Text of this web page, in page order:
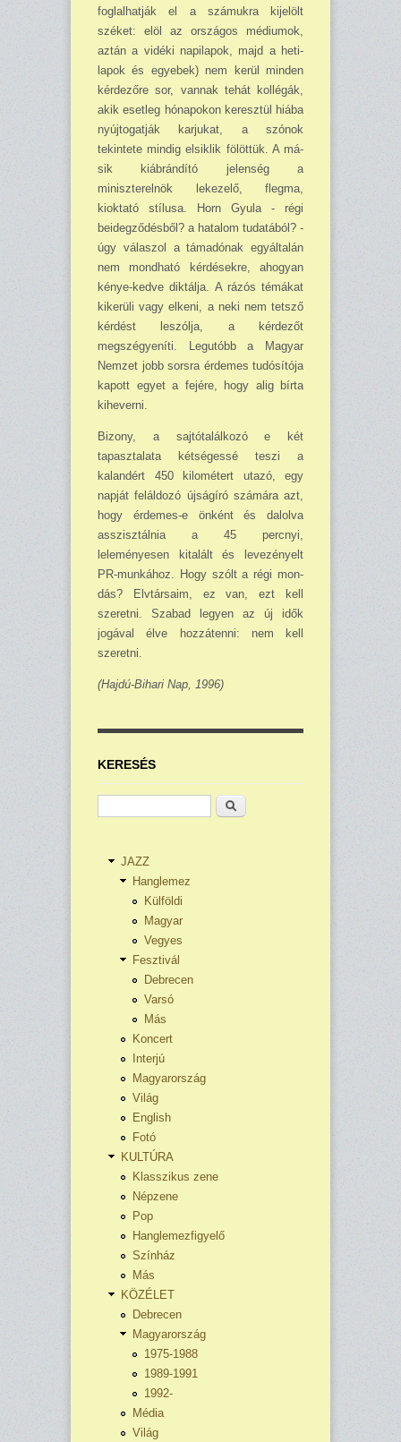
foglalhatják el a számukra kijelölt
széket: elöl az orszá­gos médiumok,
aztán a vi­déki napilapok, majd a heti­
lapok és egyebek) nem kerül minden
kérdezőre sor, van­nak tehát kollégák,
akik esetleg hónapokon keresztül hiába
nyújtogatják karju­kat, a szónok
tekintete min­dig elsiklik fölöttük. A má­
sik kiábrándító jelenség a
miniszterelnök lekezelő, flegma,
kioktató stílusa. Horn Gyula - régi
beideg­ződésből? a hatalom tudatá­ból? -
úgy válaszol a támadónak egyáltalán
nem mondható kérdésekre, aho­gyan
kénye-kedve diktálja. A rázós témákat
kikerüli vagy elkeni, a neki nem tet­sző
kérdést leszólja, a kérde­zőt
megszégyeníti. Leg­utóbb a Magyar
Nemzet jobb sorsra érdemes tudósí­tója
kapott egyet a fejére, hogy alig bírta
kiheverni.
Bizony, a sajtótalálkozó e két
tapasztalata kétségessé te­szi a
kalandért 450 kilométert utazó, egy
napját feláldozó újságíró számára azt,
hogy érdemes-e önként és dalolva
asszisz­tálnia a 45 percnyi,
leleményesen kitalált és levezényelt
PR-munkához. Hogy szólt a régi mon­
dás? Elvtársaim, ez van, ezt kell
szeretni. Szabad legyen az új idők
jogával élve hoz­zá­tenni: nem kell
szeretni.
(Hajdú-Bihari Nap, 1996)
KERESÉS
Keresés
JAZZ
Hanglemez
Külföldi
Magyar
Vegyes
Fesztivál
Debrecen
Varsó
Más
Koncert
Interjú
Magyarország
Világ
English
Fotó
KULTÚRA
Klasszikus zene
Népzene
Pop
Hanglemezfigyelő
Színház
Más
KÖZÉLET
Debrecen
Magyarország
1975-1988
1989-1991
1992-
Média
Világ